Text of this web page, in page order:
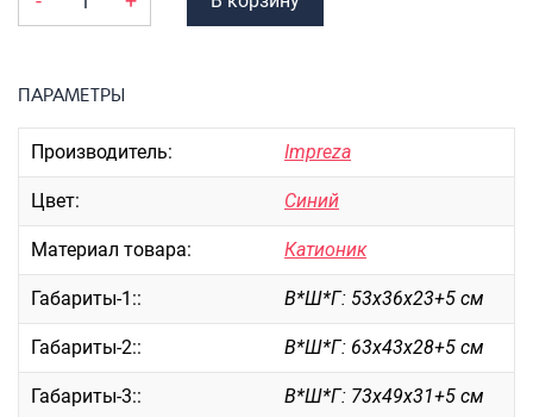
Мешки для обуви
Пеналы для школы
Чемоданы оптом
Чемоданы на колесах
Чемоданы детские
ПАРАМЕТРЫ
Производитель: Impreza
Цвет: Синий
Материал товара: Катионик
Габариты-1:: В*Ш*Г: 53х36х23+5 см
Габариты-2:: В*Ш*Г: 63х43х28+5 см
Габариты-3:: В*Ш*Г: 73х49х31+5 см